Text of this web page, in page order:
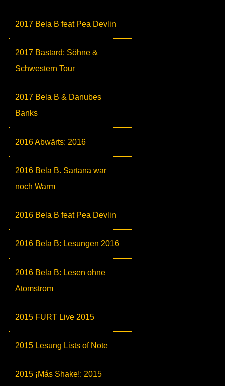
2017 Bela B feat Pea Devlin
2017 Bastard: Söhne &
Schwestern Tour
2017 Bela B & Danubes
Banks
2016 Abwärts: 2016
2016 Bela B. Sartana war
noch Warm
2016 Bela B feat Pea Devlin
2016 Bela B: Lesungen 2016
2016 Bela B: Lesen ohne
Atomstrom
2015 FURT Live 2015
2015 Lesung Lists of Note
2015 ¡Más Shake!: 2015